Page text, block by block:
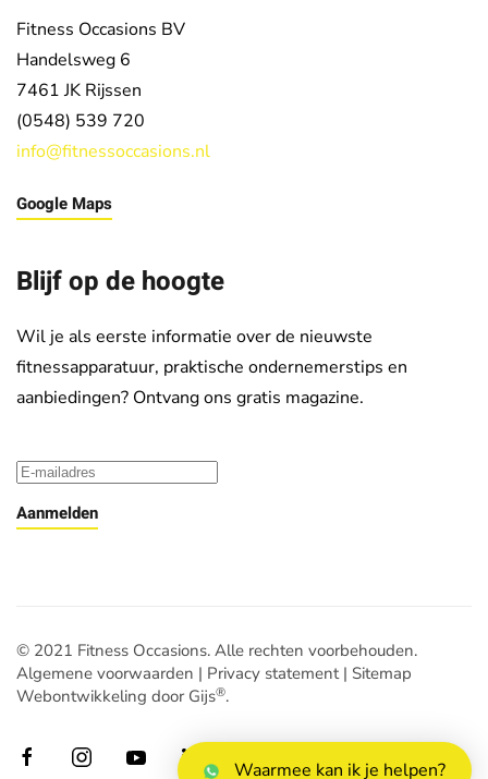
Waarmee kan ik je helpen?
Fitness Occasions BV
Handelsweg 6
7461 JK Rijssen
(0548) 539 720
info@fitnessoccasions.nl
Google Maps
Blijf op de hoogte
Wil je als eerste informatie over de nieuwste
fitnessapparatuur, praktische ondernemerstips en
aanbiedingen? Ontvang ons gratis magazine.
Aanmelden
© 2021 Fitness Occasions. Alle rechten voorbehouden.
Algemene voorwaarden | Privacy statement| Sitemap
Webontwikkeling door Gijs®.